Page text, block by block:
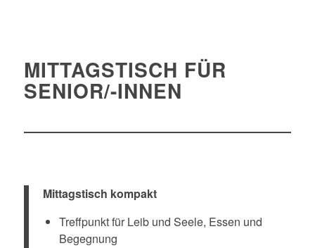
MITTAGSTISCH FÜR
SENIOR/-INNEN
Mittagstisch kompakt
Treffpunkt für Leib und Seele, Essen und
Begegnung